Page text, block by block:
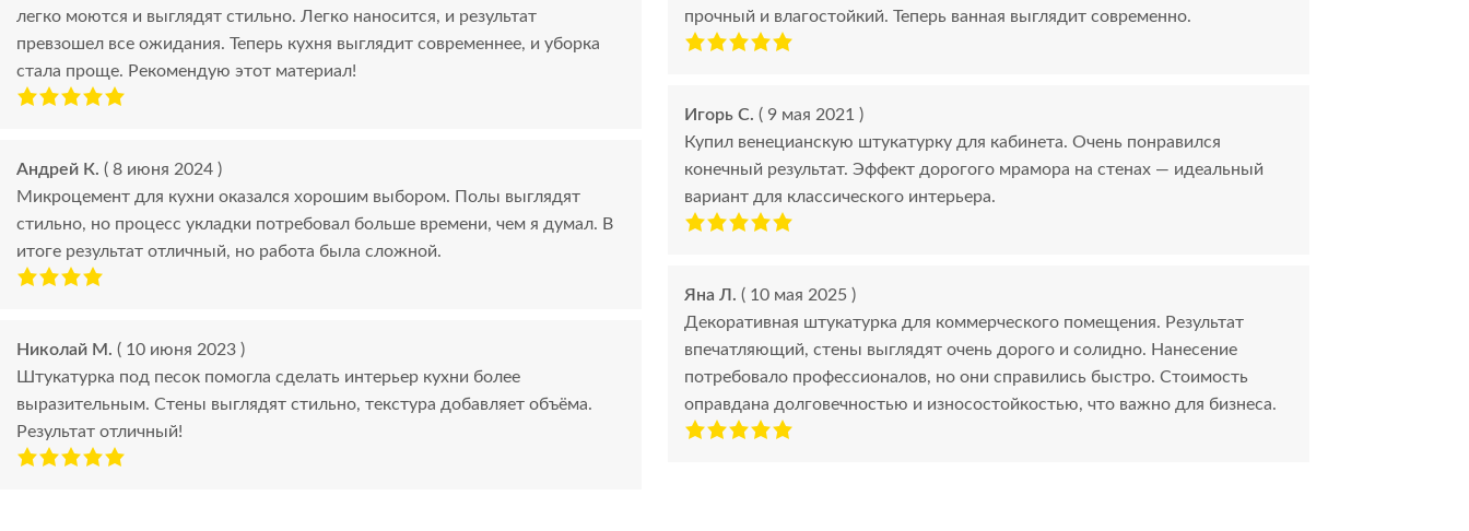
легко моются и выглядят стильно. Легко наносится, и результат
превзошел все ожидания. Теперь кухня выглядит современнее, и уборка
стала проще. Рекомендую этот материал!
Андрей К. ( 8 июня 2024 )
Микроцемент для кухни оказался хорошим выбором. Полы выглядят
стильно, но процесс укладки потребовал больше времени, чем я думал. В
итоге результат отличный, но работа была сложной.
Николай М. ( 10 июня 2023 )
Штукатурка под песок помогла сделать интерьер кухни более
выразительным. Стены выглядят стильно, текстура добавляет объёма.
Результат отличный!
прочный и влагостойкий. Теперь ванная выглядит современно.
Игорь С. ( 9 мая 2021 )
Купил венецианскую штукатурку для кабинета. Очень понравился
конечный результат. Эффект дорогого мрамора на стенах — идеальный
вариант для классического интерьера.
Яна Л. ( 10 мая 2025 )
Декоративная штукатурка для коммерческого помещения. Результат
впечатляющий, стены выглядят очень дорого и солидно. Нанесение
потребовало профессионалов, но они справились быстро. Стоимость
оправдана долговечностью и износостойкостью, что важно для бизнеса.